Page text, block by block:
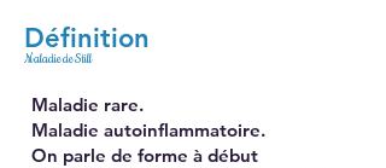
Définition
Maladie de Still
Maladie rare.
Maladie autoinflammatoire.
On parle de forme à début